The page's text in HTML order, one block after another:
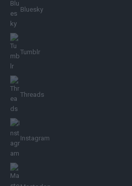
Bluesky
Tumblr
Threads
Instagram